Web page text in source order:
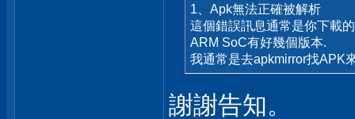
1、Apk無法正確被解析
這個錯誤訊息通常是你下載
ARM SoC有好幾個版本.
我通常是去apkmirror找APK
謝謝告知。